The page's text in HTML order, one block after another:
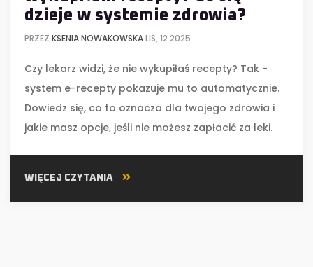
dzieje w systemie zdrowia?
PRZEZ KSENIA NOWAKOWSKALIS, 12 2025
Czy lekarz widzi, że nie wykupiłaś recepty? Tak -
system e-recepty pokazuje mu to automatycznie.
Dowiedz się, co to oznacza dla twojego zdrowia i
jakie masz opcje, jeśli nie możesz zapłacić za leki.
WIĘCEJ CZYTANIA